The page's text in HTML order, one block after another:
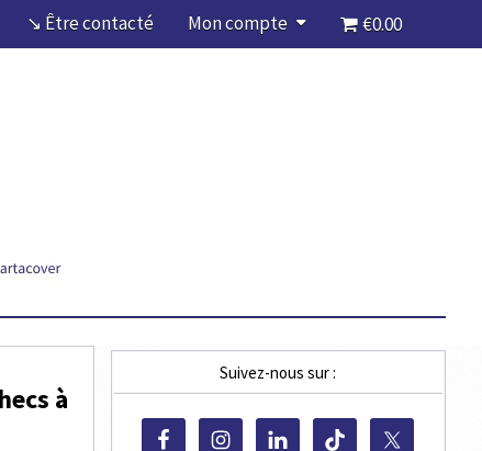
↘ Être contacté Mon compte €0.00
à
Suivez-nous sur :